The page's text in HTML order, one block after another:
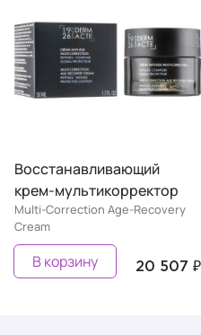
Восстанавливающий
крем-мультикорректор
Multi-Correction Age-Recovery
Cream
20 507 ₽
В корзину